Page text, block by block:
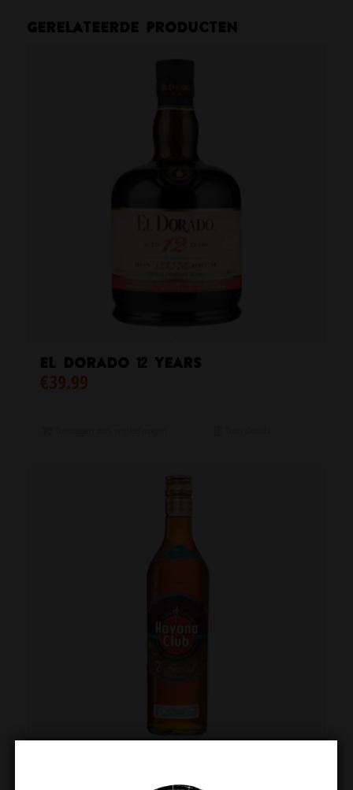
Gerelateerde producten
El Dorado 12 Years
€39.99
Havana Club Especial 70cl